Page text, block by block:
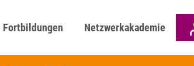
Fortbildungen Netzwerkakademie